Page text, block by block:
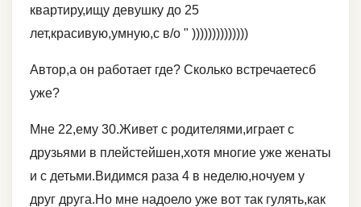
квартиру,ищу девушку до 25
лет,красивую,умную,с в/о " ))))))))))))))
Автор,а он работает где? Сколько встречаетесб
уже?
Мне 22,ему 30.Живет с родителями,играет с
друзьями в плейстейшен,хотя многие уже женаты
и с детьми.Видимся раза 4 в неделю,ночуем у
друг друга.Но мне надоело уже вот так гулять,как